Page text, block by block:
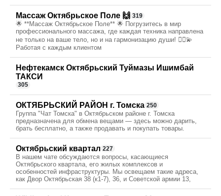
Массаж Октябрьское Поле 🙌 319
🌟 **Массаж Октябрьское Поле** 🌟 Погрузитесь в мир
профессионального массажа, где каждая техника направлена
не только на ваше тело, но и на гармонизацию души! 💆‍♀️💫
Работая с каждым клиентом
Нефтекамск Октябрьский Туймазы Ишимбай
ТАКСИ
305
ОКТЯБРЬСКИЙ РАЙОН г. Томска 250
Группа "Чат Томска" в Октябрьском районе г. Томска
предназначена для обмена вещами — здесь можно дарить,
брать бесплатно, а также продавать и покупать товары.
Октябрьский квартал 227
В нашем чате обсуждаются вопросы, касающиеся
Октябрьского квартала, его жилых комплексов и
особенностей инфраструктуры. Мы освещаем такие адреса,
как Двор Октябрьская 38 (к1-7), 36, и Советской армии 13,